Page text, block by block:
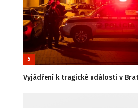
5
Vyjádření k tragické události v